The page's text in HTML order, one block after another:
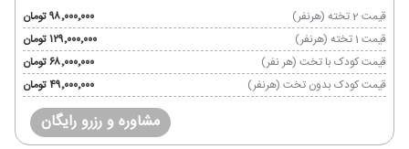
قیمت 2 تخته (هرنفر)
۹۸٬۰۰۰٬۰۰۰ تومان
قیمت 1 تخته (هرنفر)
۱۲۹٬۰۰۰٬۰۰۰ تومان
قیمت کودک با تخت (هر نفر)
۶۸٬۰۰۰٬۰۰۰ تومان
قیمت کودک بدون تخت (هرنفر)
۴۹٬۰۰۰٬۰۰۰ تومان
مشاوره و رزرو رایگان